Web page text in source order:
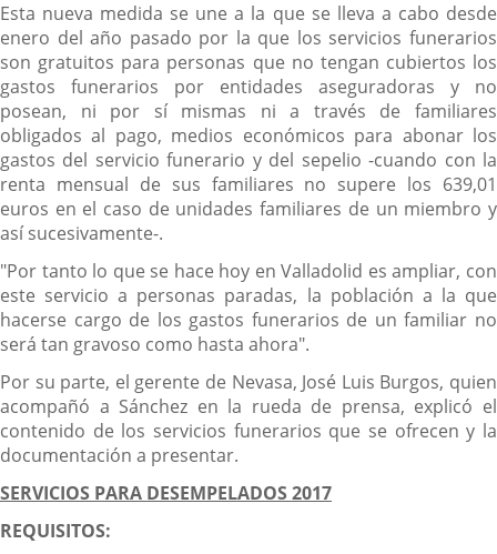
Esta nueva medida se une a la que se lleva a cabo desde
enero del año pasado por la que los servicios funerarios
son gratuitos para personas que no tengan cubiertos los
gastos funerarios por entidades aseguradoras y no
posean, ni por sí mismas ni a través de familiares
obligados al pago, medios económicos para abonar los
gastos del servicio funerario y del sepelio -cuando con la
renta mensual de sus familiares no supere los 639,01
euros en el caso de unidades familiares de un miembro y
así sucesivamente-.
"Por tanto lo que se hace hoy en Valladolid es ampliar, con
este servicio a personas paradas, la población a la que
hacerse cargo de los gastos funerarios de un familiar no
será tan gravoso como hasta ahora".
Por su parte, el gerente de Nevasa, José Luis Burgos, quien
acompañó a Sánchez en la rueda de prensa, explicó el
contenido de los servicios funerarios que se ofrecen y la
documentación a presentar.
SERVICIOS PARA DESEMPELADOS 2017
REQUISITOS: